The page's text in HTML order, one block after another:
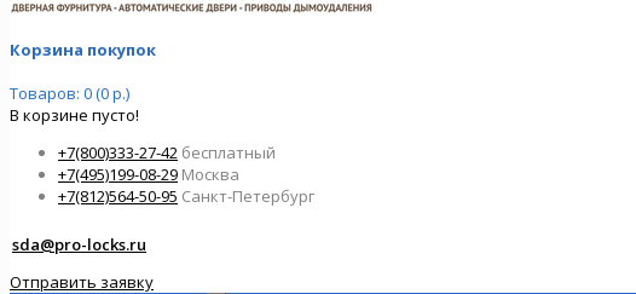
Корзина покупок
Товаров: 0 (0 р.)
В корзине пусто!
+7(800)333-27-42 бесплатный
+7(495)199-08-29 Москва
+7(812)564-50-95 Санкт-Петербург
sda@pro-locks.ru
Отправить заявку